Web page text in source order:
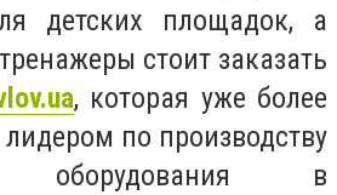
детских площадок, а
стоит заказать
, которая уже более
лидером по производству
оборудования в